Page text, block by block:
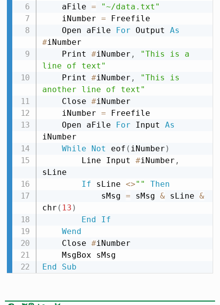
    aFile
=
"~/data.txt"
    iNumber
= Freefile
    Open aFile
For Output As
#iNumber
    Print
#iNumber ,
"This is a
line of text"
    Print
#iNumber ,
"This is
another line of text"
    Close
#iNumber
    iNumber
= Freefile
    Open aFile
For Input As
iNumber
While
Not eof ( iNumber )
        Line Input
#iNumber ,
sLine
If sLine <>""
Then
            sMsg
= sMsg & sLine &
chr ( 13 )
End
If
Wend
    Close
#iNumber
End
Sub